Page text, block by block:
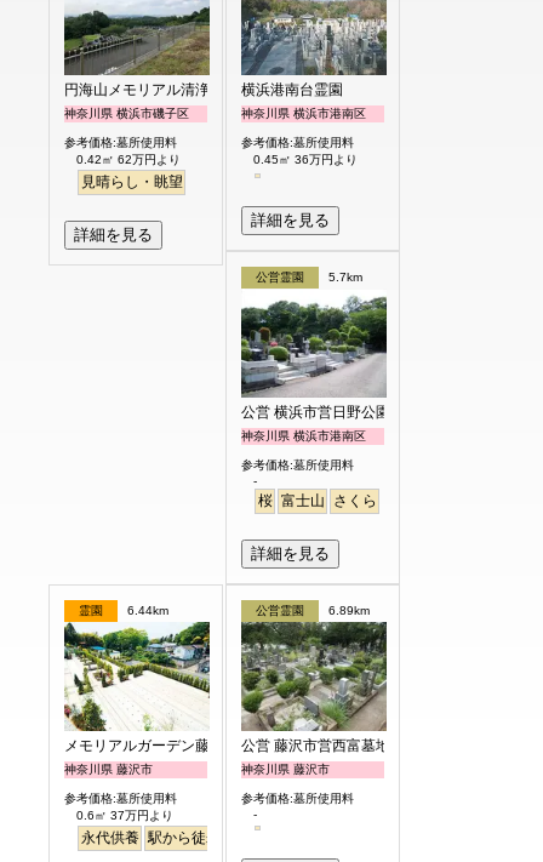
円海山メモリアル清浄園
神奈川県 横浜市磯子区
参考価格:墓所使用料
0.42㎡ 62万円より
見晴らし・眺望
詳細を見る
横浜港南台霊園
神奈川県 横浜市港南区
参考価格:墓所使用料
0.45㎡ 36万円より
詳細を見る
公営霊園 5.7km
公営 横浜市営日野公園墓地
神奈川県 横浜市港南区
参考価格:墓所使用料
-
桜 富士山 さくら
詳細を見る
霊園 6.44km
メモリアルガーデン藤沢第2霊園
神奈川県 藤沢市
参考価格:墓所使用料
0.6㎡ 37万円より
永代供養 駅から徒歩
公営霊園 6.89km
公営 藤沢市営西富墓地
神奈川県 藤沢市
参考価格:墓所使用料
-